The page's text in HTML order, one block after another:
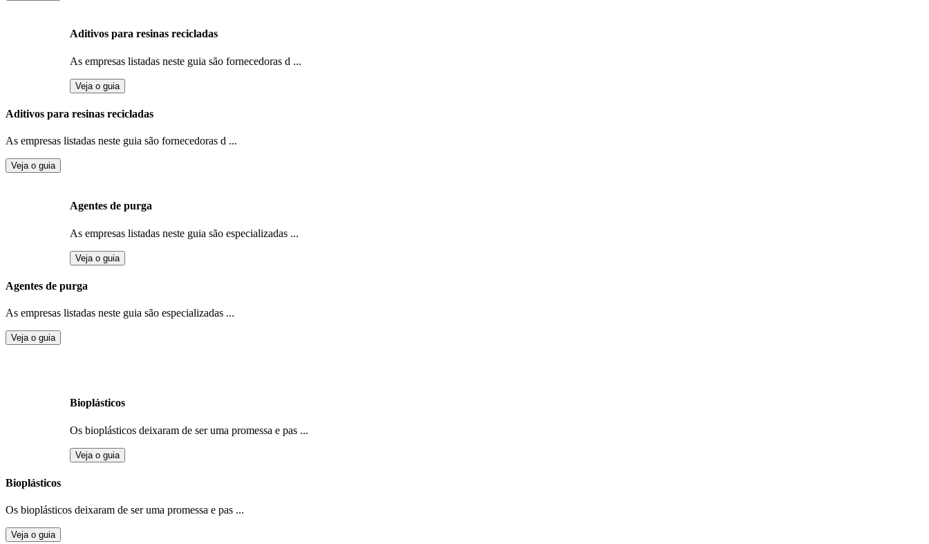
Aditivos para resinas recicladas
As empresas listadas neste guia são fornecedoras d ...
Veja o guia
Aditivos para resinas recicladas
As empresas listadas neste guia são fornecedoras d ...
Veja o guia
Agentes de purga
As empresas listadas neste guia são especializadas ...
Veja o guia
Agentes de purga
As empresas listadas neste guia são especializadas ...
Veja o guia
Bioplásticos
Os bioplásticos deixaram de ser uma promessa e pas ...
Veja o guia
Bioplásticos
Os bioplásticos deixaram de ser uma promessa e pas ...
Veja o guia